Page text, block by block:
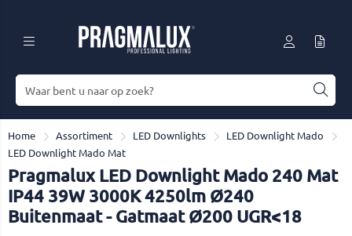
Home Assortiment LED Downlights
LED Downlight Mado
LED Downlight Mado Mat
Pragmalux LED Downlight Mado 240 Mat
IP44 39W 3000K 4250lm Ø240
Buitenmaat - Gatmaat Ø200 UGR<18